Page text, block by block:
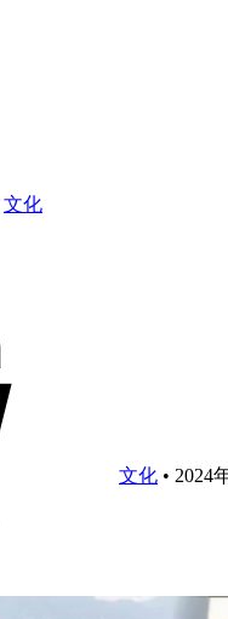
文化
文化 • 2024